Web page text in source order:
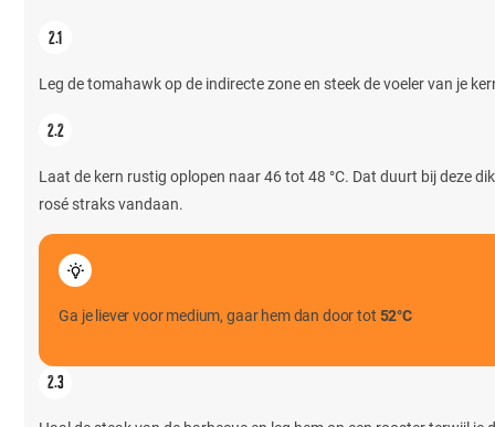
Leg de tomahawk op de indirecte zone en steek de voeler van je
Laat de kern rustig oplopen naar 46 tot 48 °C. Dat duurt bij deze
rosé straks vandaan.
Ga je liever voor medium, gaar hem dan door tot 52°C